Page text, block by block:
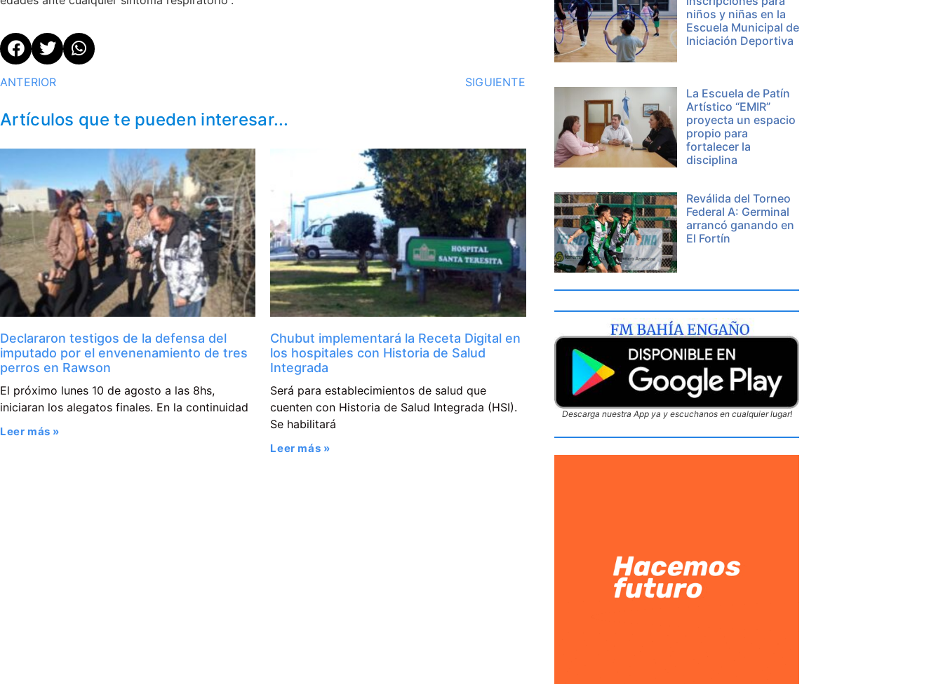
ANTERIOR SIGUIENTE
Artículos que te pueden interesar...
Declararon testigos de la defensa del
imputado por el envenenamiento de tres
perros en Rawson
El próximo lunes 10 de agosto a las 8hs,
iniciaran los alegatos finales. En la continuidad
Leer más »
Chubut implementará la Receta Digital en
los hospitales con Historia de Salud
Integrada
Será para establecimientos de salud que
cuenten con Historia de Salud Integrada (HSI).
Se habilitará
Leer más »
niños y niñas en la
Escuela Municipal de
Iniciación Deportiva
La Escuela de Patín
Artístico “EMIR”
proyecta un espacio
propio para
fortalecer la
disciplina
Reválida del Torneo
Federal A: Germinal
arrancó ganando en
El Fortín
Descarga nuestra App ya y escuchanos en cualquier lugar!